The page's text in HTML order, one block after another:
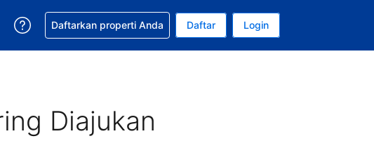
Anda. Mata uang Anda saat ini adalah Dolar Amerika Serikat
bahasa Anda. Bahasa Anda saat ini adalah Bahasa Indonesia
Dapatkan bantuan untuk pemesanan Anda
Daftarkan properti Anda Daftar Login
Diajukan